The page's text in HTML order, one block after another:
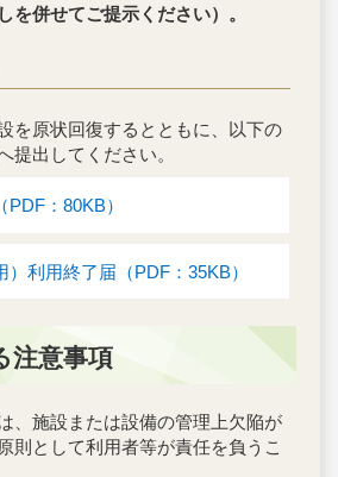
を併せてご提示ください）。
を原状回復するとともに、以下の
提出してください。
：80KB）
）利用終了届（PDF：35KB）
注意事項
、施設または設備の管理上欠陥が
則として利用者等が責任を負うこ